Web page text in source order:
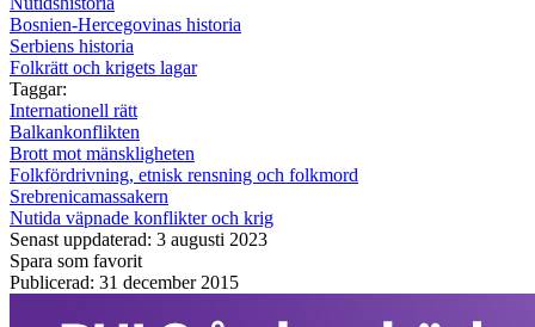
Bosnien-Hercegovinas historia
Serbiens historia
Folkrätt och krigets lagar
Taggar:
Internationell rätt
Balkankonflikten
Brott mot mänskligheten
Folkfördrivning, etnisk rensning och folkmord
Srebrenicamassakern
Nutida väpnade konflikter och krig
Senast uppdaterad: 3 augusti 2023
Spara som favorit
Publicerad: 31 december 2015